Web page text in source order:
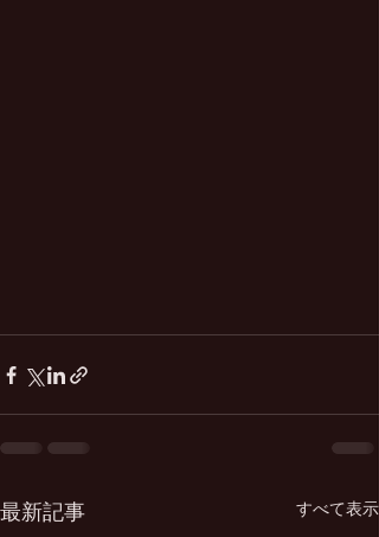
最新記事 すべて表示